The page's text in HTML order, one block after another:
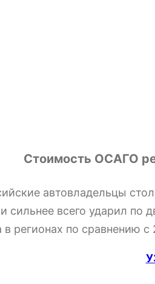
Стоимость ОСАГО
автовладельцы
сильнее всего ударил по
в регионах по сравнению с